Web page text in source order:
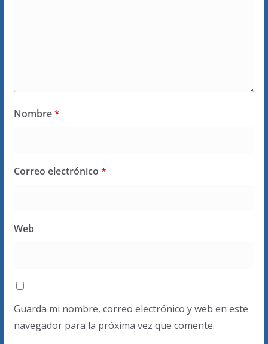
Nombre*
Correo electrónico *
Web
Guarda mi nombre, correo electrónico y web en este
navegador para la próxima vez que comente.